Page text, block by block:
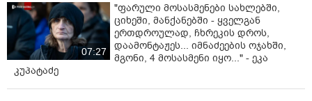
07:27
"ფარული მოსასმენები სახლებში,
ციხეში, მანქანებში - ყველგან
ერთდროულად, ჩხრეკის დროს,
დაამონტაჟეს... იმნაძეების ოჯახში,
მგონი, 4 მოსასმენი იყო..." - ეკა
კუპატაძე